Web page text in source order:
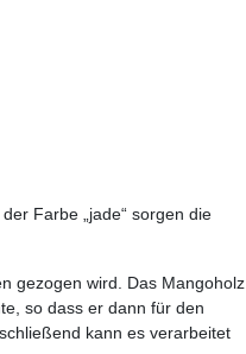
Farbe „jade“ sorgen die
gezogen wird. Das Mangoholz
so dass er dann für den
kann es verarbeitet